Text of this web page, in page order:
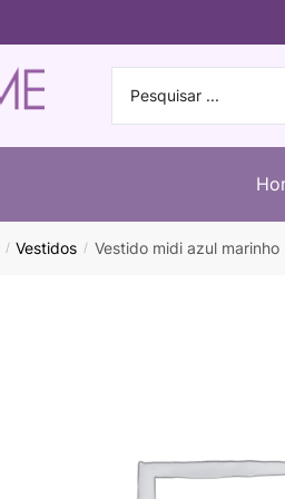
/ Vestidos / Vestido midi azul marinho